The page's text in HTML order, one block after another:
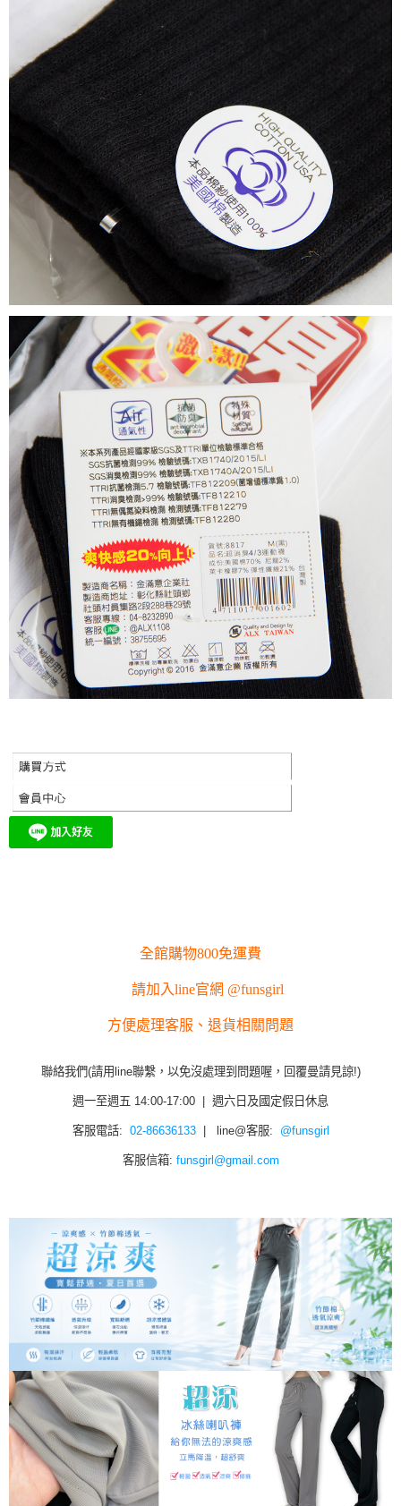
全館購物800免運費
請加入line官網 @funsgirl
方便處理客服、退貨相關問題
聯絡我們(請用line聯繫，以免沒處理到問題喔，回覆曼請見諒!)
週一至週五 14:00-17:00 | 週六日及國定假日休息
客服電話: 02-86636133| line@客服: @funsgirl
客服信箱: funsgirl@gmail.com